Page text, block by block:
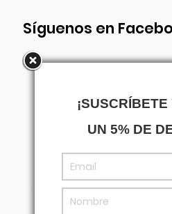
Síguenos en
UN 5% DE